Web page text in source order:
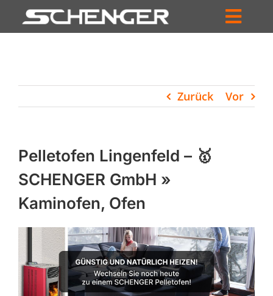
Inhalt
HÄNDLERSUCHE
UNTERNEHMEN
PROFIL
WARENKORB
PRODUCTS
SEARCH
Zurück Vor
Pelletofen Lingenfeld – 🥇
SCHENGER GmbH »
Kaminofen, Ofen